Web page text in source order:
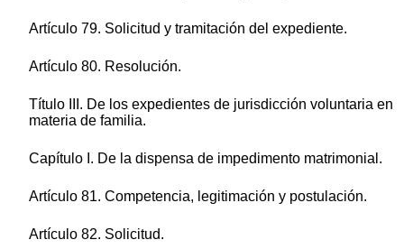
Artículo 79. Solicitud y tramitación del expediente.
Artículo 80. Resolución.
Título III. De los expedientes de jurisdicción voluntaria en
materia de familia.
Capítulo I. De la dispensa de impedimento matrimonial.
Artículo 81. Competencia, legitimación y postulación.
Artículo 82. Solicitud.